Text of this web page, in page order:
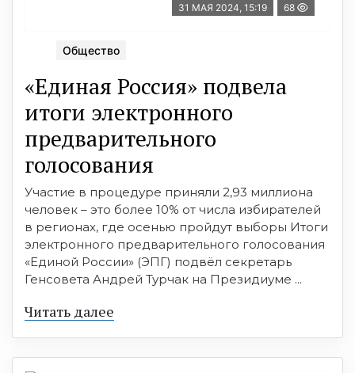
31 МАЯ 2024, 15:19 68
Общество
«Единая Россия» подвела
итоги электронного
предварительного
голосования
Участие в процедуре приняли 2,93 миллиона
человек – это более 10% от числа избирателей
в регионах, где осенью пройдут выборы Итоги
электронного предварительного голосования
«Единой России» (ЭПГ) подвёл секретарь
Генсовета Андрей Турчак на Президиуме ...
Читать далее